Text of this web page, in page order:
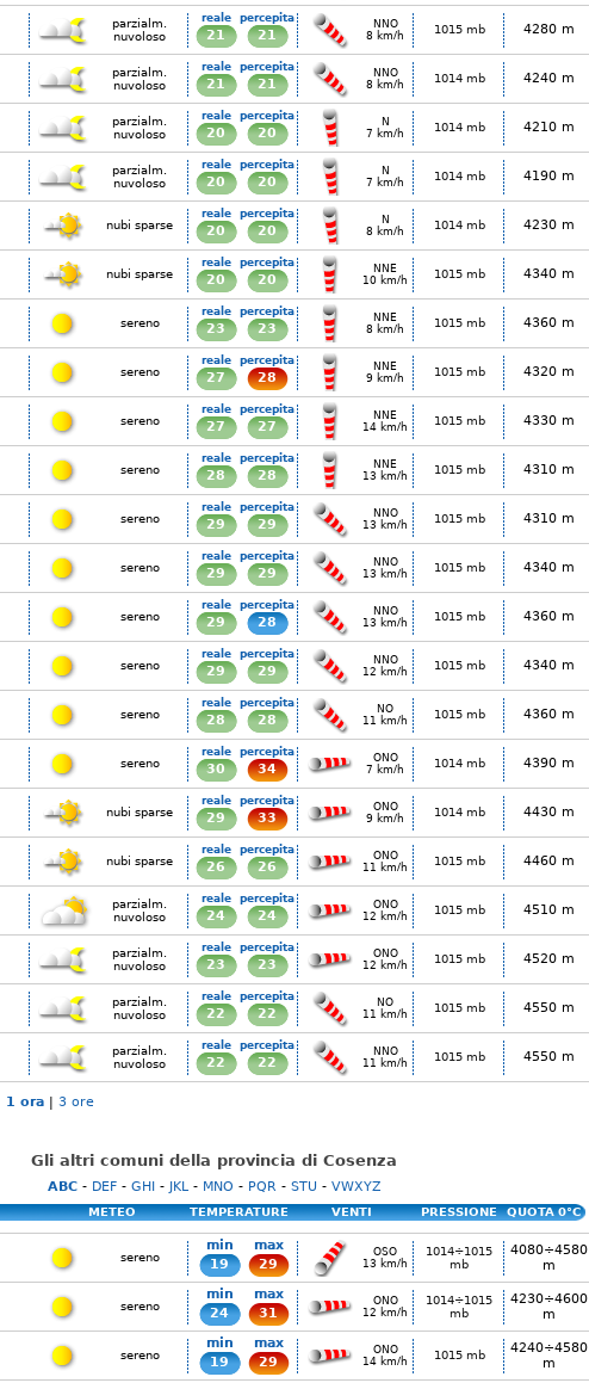
parzialm.
nuvoloso
reale
21
percepita
21
NNO
8 km/h
1015 mb 4280 m
parzialm.
nuvoloso
reale
21
percepita
21
NNO
8 km/h
1014 mb 4240 m
parzialm.
nuvoloso
reale
20
percepita
20
N
7 km/h
1014 mb 4210 m
parzialm.
nuvoloso
reale
20
percepita
20
N
7 km/h
1014 mb 4190 m
nubi sparse
reale
20
percepita
20
N
8 km/h
1014 mb 4230 m
nubi sparse
reale
20
percepita
20
NNE
10 km/h
1015 mb 4340 m
sereno
reale
23
percepita
23
NNE
8 km/h
1015 mb 4360 m
sereno
reale
27
percepita
28
NNE
9 km/h
1015 mb 4320 m
sereno
reale
27
percepita
27
NNE
14 km/h
1015 mb 4330 m
sereno
reale
28
percepita
28
NNE
13 km/h
1015 mb 4310 m
sereno
reale
29
percepita
29
NNO
13 km/h
1015 mb 4310 m
sereno
reale
29
percepita
29
NNO
13 km/h
1015 mb 4340 m
sereno
reale
29
percepita
28
NNO
13 km/h
1015 mb 4360 m
sereno
reale
29
percepita
29
NNO
12 km/h
1015 mb 4340 m
sereno
reale
28
percepita
28
NO
11 km/h
1015 mb 4360 m
sereno
reale
30
percepita
34
ONO
7 km/h
1014 mb 4390 m
nubi sparse
reale
29
percepita
33
ONO
9 km/h
1014 mb 4430 m
nubi sparse
reale
26
percepita
26
ONO
11 km/h
1015 mb 4460 m
parzialm.
nuvoloso
reale
24
percepita
24
ONO
12 km/h
1015 mb 4510 m
parzialm.
nuvoloso
reale
23
percepita
23
ONO
12 km/h
1015 mb 4520 m
parzialm.
nuvoloso
reale
22
percepita
22
NO
11 km/h
1015 mb 4550 m
parzialm.
nuvoloso
reale
22
percepita
22
NNO
11 km/h
1015 mb 4550 m
1 ora | 3 ore
Gli altri comuni della provincia di Cosenza
ABC- DEF- GHI- JKL- MNO - PQR - STU - VWXYZ
METEO TEMPERATURE VENTI PRESSIONE QUOTA 0°C
sereno
min
19
max
29
OSO
13 km/h
1014÷1015
mb
4080÷4580
m
sereno
min
24
max
31
ONO
12 km/h
1014÷1015
mb
4230÷4600
m
sereno
min
19
max
29
ONO
14 km/h
1015 mb
4240÷4580
m